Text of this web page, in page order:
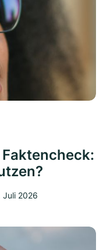
Juli 2026